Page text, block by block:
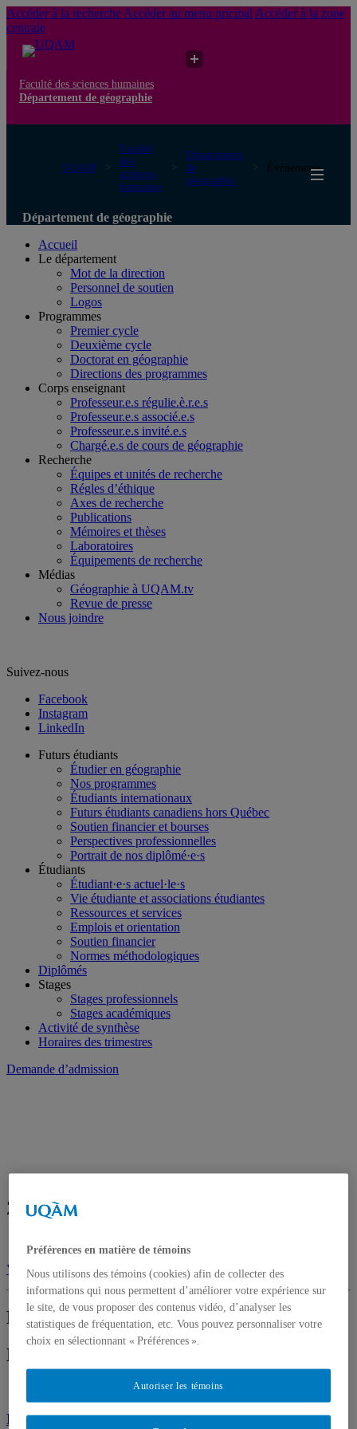
Accéder à la recherche Accéder au menu pricipal Accéder à la zone
centrale
Faculté des sciences humaines
Département de géographie
UQAM
Faculté
des
sciences
humaines
Département
de
géographie
Événements
Département de géographie
Accueil
Le département
Mot de la direction
Personnel de soutien
Logos
Programmes
Premier cycle
Deuxième cycle
Doctorat en géographie
Directions des programmes
Corps enseignant
Professeur.e.s régulie.è.r.e.s
Professeur.e.s associé.e.s
Professeur.e.s invité.e.s
Chargé.e.s de cours de géographie
Recherche
Équipes et unités de recherche
Régles d’éthique
Axes de recherche
Publications
Mémoires et thèses
Laboratoires
Équipements de recherche
Médias
Géographie à UQAM.tv
Revue de presse
Nous joindre
Suivez-nous
Facebook
Instagram
LinkedIn
Futurs étudiants
Étudier en géographie
Nos programmes
Étudiants internationaux
Futurs étudiants canadiens hors Québec
Soutien financier et bourses
Perspectives professionnelles
Portrait de nos diplômé·e·s
Étudiants
Étudiant·e·s actuel·le·s
Vie étudiante et associations étudiantes
Ressources et services
Emplois et orientation
Soutien financier
Normes méthodologiques
Diplômés
Stages
Stages professionnels
Stages académiques
Activité de synthèse
Horaires des trimestres
Demande d’admission
Zone vidéo
Voir toutes les vidéos
Dernière publication
Dernière publication
Nouvelles publications | Revue L'INFO GÉO |
Préférences en matière de témoins
Nous utilisons des témoins (cookies) afin de collecter des
informations qui nous permettent d’améliorer votre expérience sur
le site, de vous proposer des contenus vidéo, d’analyser les
statistiques de fréquentation, etc. Vous pouvez personnaliser votre
choix en sélectionnant « Préférences ».
Autoriser les témoins